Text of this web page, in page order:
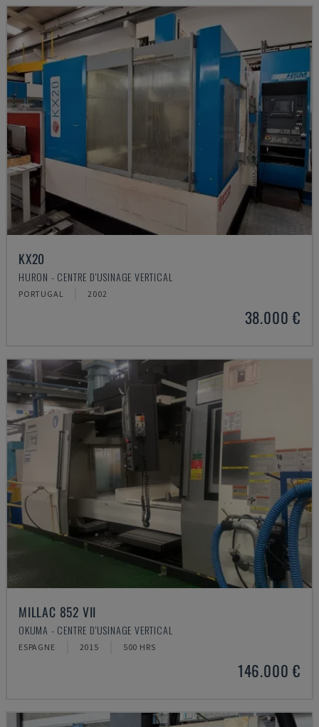
KX20
HURON - CENTRE D'USINAGE VERTICAL
PORTUGAL 2002
38.000 €
MILLAC 852 VII
OKUMA - CENTRE D'USINAGE VERTICAL
ESPAGNE 2015 500 HRS
146.000 €